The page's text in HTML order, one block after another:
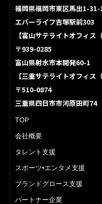
福岡県福岡市東区馬出1-31-
エバーライフ吉塚駅前303
【富山サテライトオフィス
〒939-0285
富山県射水市本開発60-1
【三重サテライトオフィス
〒510-0874
三重県四日市市河原田町74
TOP
会社概要
タレント支援
スポーツ•エンタメ支援
ブランドグロース支援
パートナー企業